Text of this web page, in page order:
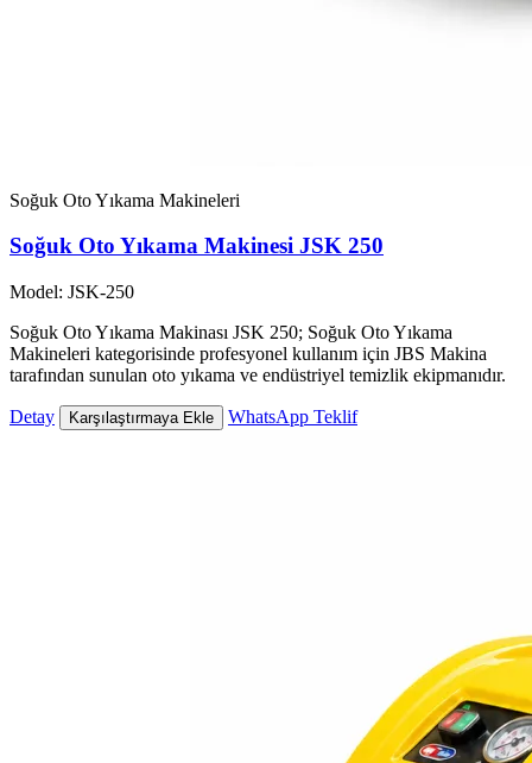
Soğuk Oto Yıkama Makineleri
Soğuk Oto Yıkama Makinesi JSK 250
Model: JSK-250
Soğuk Oto Yıkama Makinası JSK 250; Soğuk Oto Yıkama
Makineleri kategorisinde profesyonel kullanım için JBS Makina
tarafından sunulan oto yıkama ve endüstriyel temizlik ekipmanıdır.
Detay Karşılaştırmaya Ekle WhatsApp Teklif